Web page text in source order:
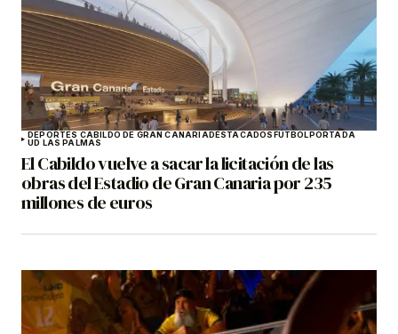
DEPORTES CABILDO DE GRAN CANARIADESTACADOSFÚTBOLPORTADA
UD LAS PALMAS
El Cabildo vuelve a sacar la licitación de las
obras del Estadio de Gran Canaria por 235
millones de euros